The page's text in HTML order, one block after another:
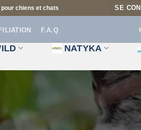
chiens et chats SE
F.A.Q
NATYKA